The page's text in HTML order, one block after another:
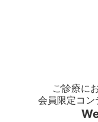
ご診療に
会員限定コン